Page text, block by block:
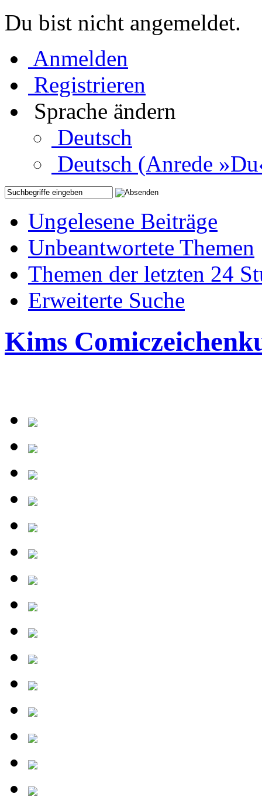
Du bist nicht angemeldet.
Anmelden
Registrieren
Sprache ändern
Deutsch
Deutsch (Anrede
Ungelesene Beiträge
Unbeantwortete Themen
Themen der letzten 24
Erweiterte Suche
Kims